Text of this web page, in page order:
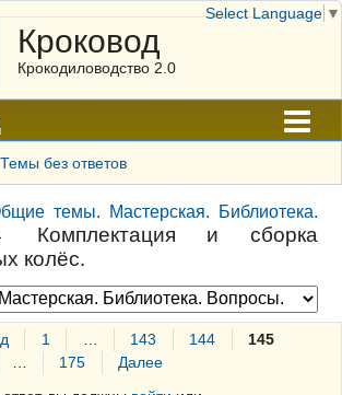
Кроковод
Крокодиловодство 2.0
Темы без ответов
темы. Мастерская. Библиотека.
Комплектация и сборка
колёс.
1 143 144
145
175
Далее
Select Language ▼